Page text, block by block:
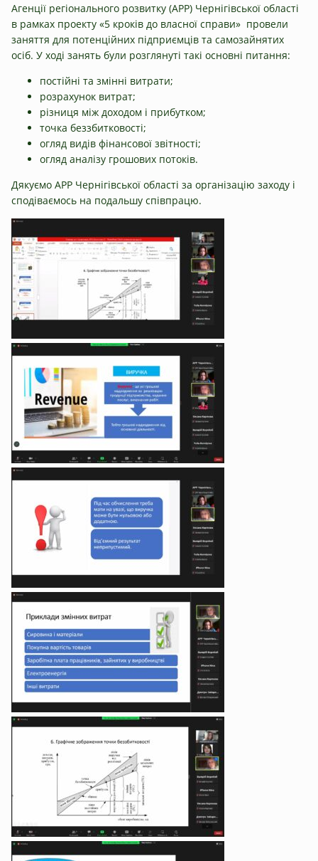
Агенції регіонального розвитку (АРР) Чернігівської області
в рамках проекту «5 кроків до власної справи» провели
заняття для потенційних підприємців та самозайнятих
осіб. У ході занять були розглянуті такі основні питання:
постійні та змінні витрати;
розрахунок витрат;
різниця між доходом і прибутком;
точка беззбитковості;
огляд видів фінансової звітності;
огляд аналізу грошових потоків.
Дякуємо АРР Чернігівської області за організацію заходу і
сподіваємось на подальшу співпрацю.